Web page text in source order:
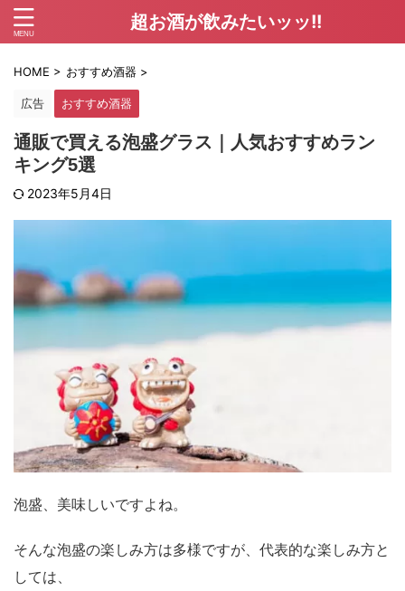
超お酒が飲みたいッッ!!
HOME > おすすめ酒器 >
広告 おすすめ酒器
通販で買える泡盛グラス｜人気おすすめラン
キング5選
2023年5月4日
泡盛、美味しいですよね。
そんな泡盛の楽しみ方は多様ですが、代表的な楽しみ方と
しては、